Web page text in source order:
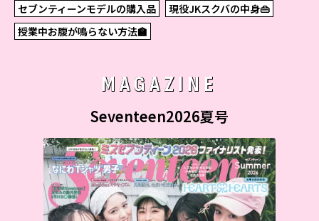
セブンティーンモデルの購入品
現役JKスクバの中身👜
授業中お腹が鳴らない方法🏫
MAGAZINE
Seventeen2026夏号